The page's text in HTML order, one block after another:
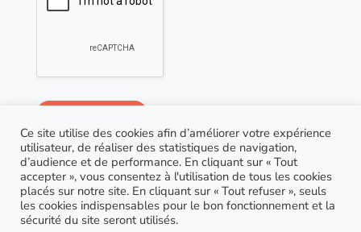
Ce site utilise des cookies afin d’améliorer votre expérience
utilisateur, de réaliser des statistiques de navigation,
d’audience et de performance. En cliquant sur « Tout
accepter », vous consentez à l'utilisation de tous les cookies
placés sur notre site. En cliquant sur « Tout refuser », seuls
les cookies indispensables pour le bon fonctionnement et la
sécurité du site seront utilisés.